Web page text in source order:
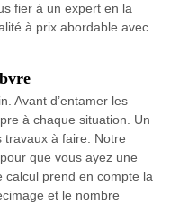
fier à un expert en la
à prix abordable avec
Avant d’entamer les
à chaque situation. Un
travaux à faire. Notre
que vous ayez une
calcul prend en compte la
et le nombre